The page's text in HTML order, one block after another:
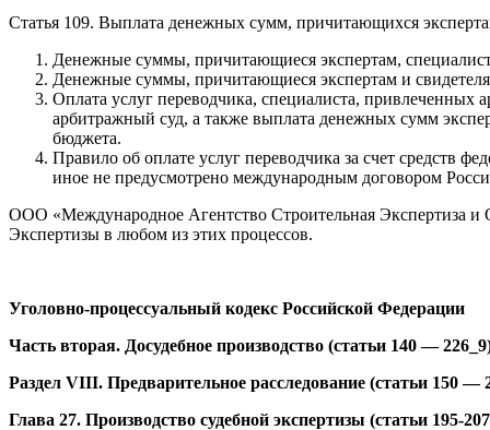
Статья 109. Выплата денежных сумм, причитающихся
Денежные суммы, причитающиеся экспертам,
Денежные суммы, причитающиеся экспертам и
Оплата услуг переводчика, специалиста,
арбитражный суд, а также выплата денежных сумм
бюджета.
Правило об оплате услуг переводчика за счет средств
иное не предусмотрено международным договором
ООО «Международное Агентство Строительная Экспертиза и
Экспертизы в любом из этих процессов.
Уголовно-процессуальный кодекс Российской Федерации
Часть вторая. Досудебное производство (статьи 140 —
Раздел VIII. Предварительное расследование (статьи 150 —
Глава 27. Производство судебной экспертизы (статьи 195-